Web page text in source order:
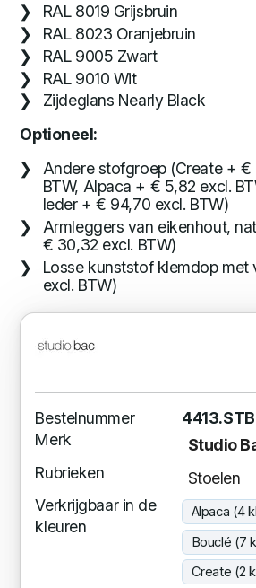
RAL 8019 Grijsbruin
RAL 8023 Oranjebruin
RAL 9005 Zwart
RAL 9010 Wit
Zijdeglans Nearly Black
Optioneel:
Andere stofgroep (Create + €
BTW, Alpaca + € 5,82 excl.
leder + € 94,70 excl. BTW)
Armleggers van eikenhout,
€ 30,32 excl. BTW)
Losse kunststof klemdop met
excl. BTW)
Bestelnummer
4413.STB
Merk
Studio
Rubrieken
Stoelen
Verkrijgbaar in de
kleuren
Alpaca (4
Bouclé (7
Create (2